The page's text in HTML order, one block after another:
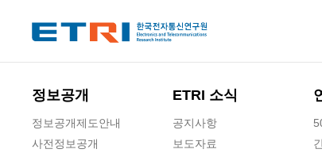
정보공개
정보공개제도안내
사전정보공개
ETRI 소식
공지사항
보도자료